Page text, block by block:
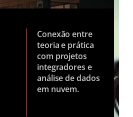
Conexão entre
teoria e prática
com projetos
integradores e
análise de dados
em nuvem.